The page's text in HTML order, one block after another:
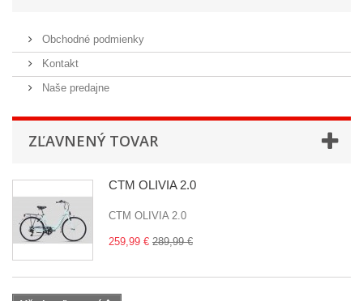
Obchodné podmienky
Kontakt
Naše predajne
ZĽAVNENÝ TOVAR
CTM OLIVIA 2.0
CTM OLIVIA 2.0
259,99 € 289,99 €